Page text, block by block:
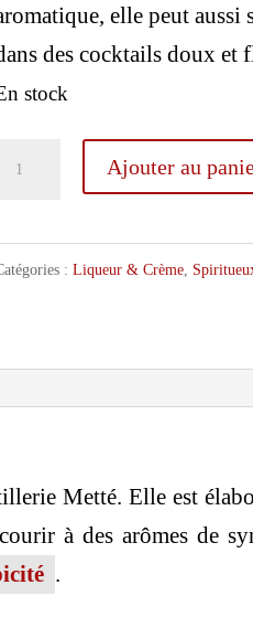
elle peut aussi
des cocktails doux et
stock
quantité
Ajouter au
: Liqueur & Crème,
Metté. Elle est
à des arômes de
.